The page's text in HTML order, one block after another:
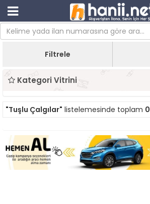
Filtrele
Kategori Vitrini
"Tuşlu Çalgılar" listelemesinde toplam 0